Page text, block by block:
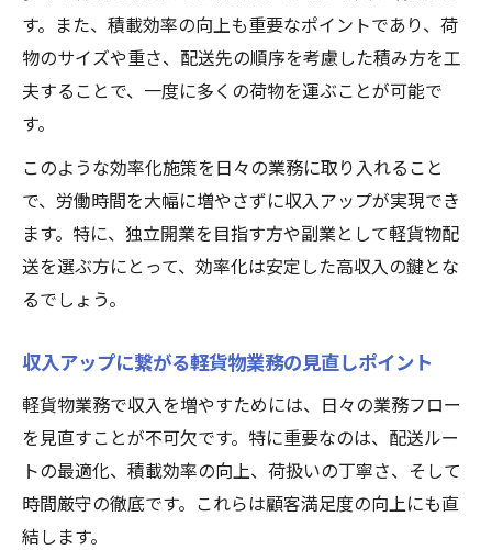
軽貨物で高収入を目指す戦略的な選択肢と
は
業務委託契約で軽貨物の収入を最大化する
軽貨物運送事業が儲かる理由を徹底分析
高単価案件を狙う軽貨物ドライバーの工夫
軽貨物の効率化で月収アップを実現するコ
ツ
顧客満足度を高めるサービスの工夫
術
時間厳守と丁寧な軽貨物配送が信頼を生む
連絡の速さが軽貨物サービス品質を高める
理由
荷物の梱包や置き配における軽貨物の工夫
す。また、積載効率の向上も重要なポイントであり、荷
物のサイズや重さ、配送先の順序を考慮した積み方を工
夫することで、一度に多くの荷物を運ぶことが可能で
す。
このような効率化施策を日々の業務に取り入れること
で、労働時間を大幅に増やさずに収入アップが実現でき
ます。特に、独立開業を目指す方や副業として軽貨物配
送を選ぶ方にとって、効率化は安定した高収入の鍵とな
るでしょう。
収入アップに繋がる軽貨物業務の見直しポイント
軽貨物業務で収入を増やすためには、日々の業務フロー
を見直すことが不可欠です。特に重要なのは、配送ルー
トの最適化、積載効率の向上、荷扱いの丁寧さ、そして
時間厳守の徹底です。これらは顧客満足度の向上にも直
結します。